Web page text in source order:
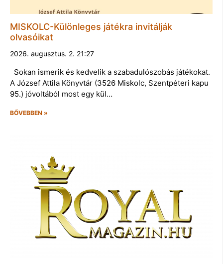
MISKOLC-Különleges játékra invitálják
olvasóikat
2026. augusztus. 2. 21:27
Sokan ismerik és kedvelik a szabadulószobás játékokat.
A József Attila Könyvtár (3526 Miskolc, Szentpéteri kapu
95.) jóvoltából most egy kül…
BŐVEBBEN »